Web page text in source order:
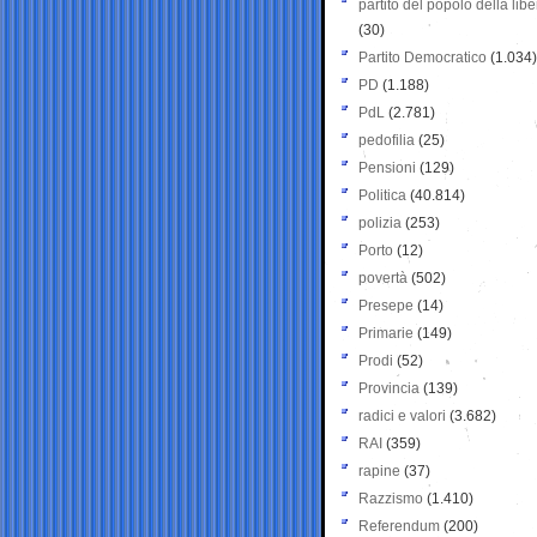
partito del popolo della
(30)
Partito Democratico (1.034)
PD (1.188)
PdL (2.781)
pedofilia (25)
Pensioni (129)
Politica (40.814)
polizia (253)
Porto (12)
povertà (502)
Presepe (14)
Primarie (149)
Prodi (52)
Provincia (139)
radici e valori (3.682)
RAI (359)
rapine (37)
Razzismo (1.410)
Referendum (200)